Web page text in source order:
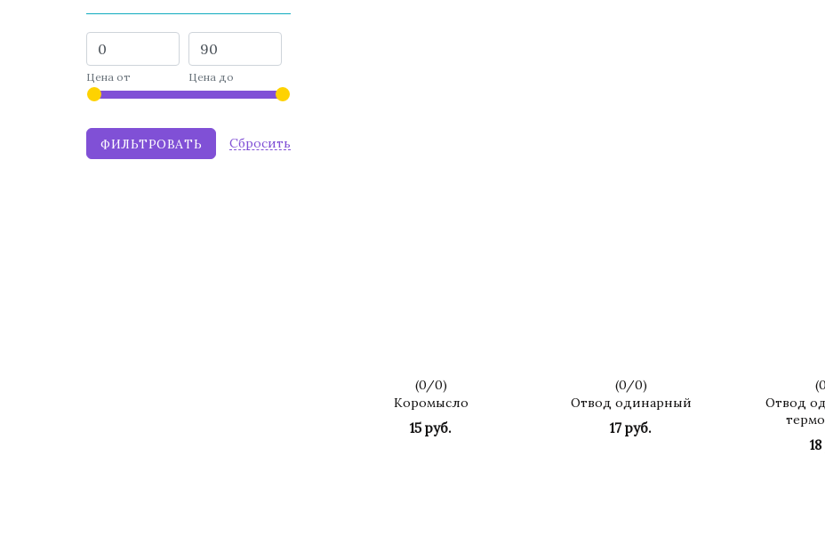
Цена от Цена до
Cбросить
(0/0)
Коромысло
15 руб.
(0/0)
Отвод одинарный
17 руб.
(0
Отвод